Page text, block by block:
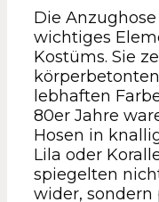
Die
wichtiges
Kostüms. Sie
lebhaften
80er Jahre
Hosen in
Lila oder
spiegelten
wider, sondern